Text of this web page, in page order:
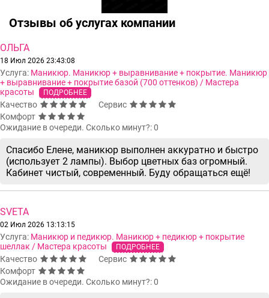
Отзывы об услугах компании
ОЛЬГА
18 Июл 2026 23:43:08
Услуга: Маникюр. Маникюр + выравнивание + покрытие. Маникюр
+ выравнивание + покрытие базой (700 оттенков) / Мастера
красоты
ПОДРОБНЕЕ
Качество
Сервис
Комфорт
Ожидание в очереди. Сколько минут?: 0
Спасибо Елене, маникюр выполнен аккуратно и быстро
(использует 2 лампы). Выбор цветных баз огромный.
Кабинет чистый, современный. Буду обращаться ещё!
SVETA
02 Июл 2026 13:13:15
Услуга: Маникюр и педикюр. Маникюр + педикюр + покрытие
шеллак / Мастера красоты
ПОДРОБНЕЕ
Качество
Сервис
Комфорт
Ожидание в очереди. Сколько минут?: 0